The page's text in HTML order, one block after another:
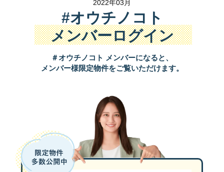
2022年03月
#オウチノコト
メンバーログイン
＃オウチノコト メンバーになると、
メンバー様限定物件をご覧いただけます。